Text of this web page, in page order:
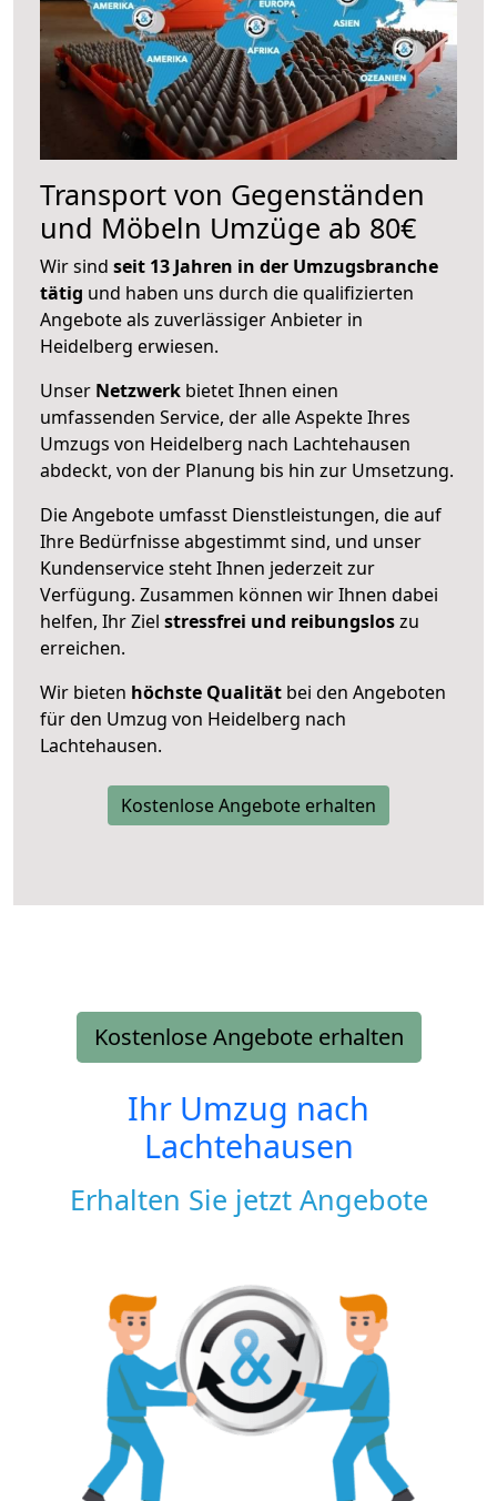
Transport von Gegenständen
und Möbeln Umzüge ab 80€
Wir sind seit 13 Jahren in der Umzugsbranche
tätig und haben uns durch die qualifizierten
Angebote als zuverlässiger Anbieter in
Heidelberg erwiesen.
Unser Netzwerk bietet Ihnen einen
umfassenden Service, der alle Aspekte Ihres
Umzugs von Heidelberg nach Lachtehausen
abdeckt, von der Planung bis hin zur Umsetzung.
Die Angebote umfasst Dienstleistungen, die auf
Ihre Bedürfnisse abgestimmt sind, und unser
Kundenservice steht Ihnen jederzeit zur
Verfügung. Zusammen können wir Ihnen dabei
helfen, Ihr Ziel stressfrei und reibungsloszu
erreichen.
Wir bieten höchste Qualität bei den Angeboten
für den Umzug von Heidelberg nach
Lachtehausen.
Kostenlose Angebote erhalten
Kostenlose Angebote erhalten
Ihr Umzug nach
Lachtehausen
Erhalten Sie jetzt Angebote